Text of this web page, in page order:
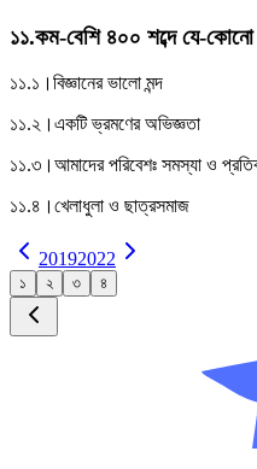
১১.কম-বেশি ৪০০ শব্দে যে-
১১.১। বিজ্ঞানের ভালাে মন্দ
১১.২। একটি ভ্রমণের অভিজ্ঞতা
১১.৩। আমাদের পরিবেশঃ সমস্যা ও
১১.৪। খেলাধুলা ও ছাত্রসমাজ
20192022
১ ২ ৩ ৪